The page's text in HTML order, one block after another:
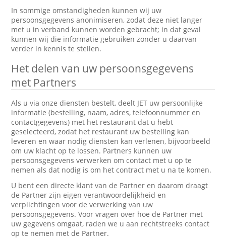
In sommige omstandigheden kunnen wij uw
persoonsgegevens anonimiseren, zodat deze niet langer
met u in verband kunnen worden gebracht; in dat geval
kunnen wij die informatie gebruiken zonder u daarvan
verder in kennis te stellen.
Het delen van uw persoonsgegevens
met Partners
Als u via onze diensten bestelt, deelt JET uw persoonlijke
informatie (bestelling, naam, adres, telefoonnummer en
contactgegevens) met het restaurant dat u hebt
geselecteerd, zodat het restaurant uw bestelling kan
leveren en waar nodig diensten kan verlenen, bijvoorbeeld
om uw klacht op te lossen. Partners kunnen uw
persoonsgegevens verwerken om contact met u op te
nemen als dat nodig is om het contract met u na te komen.
U bent een directe klant van de Partner en daarom draagt
de Partner zijn eigen verantwoordelijkheid en
verplichtingen voor de verwerking van uw
persoonsgegevens. Voor vragen over hoe de Partner met
uw gegevens omgaat, raden we u aan rechtstreeks contact
op te nemen met de Partner.